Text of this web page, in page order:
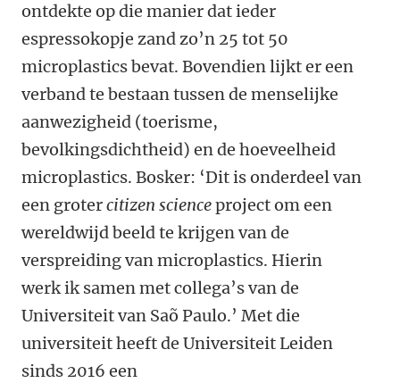
ontdekte op die manier dat ieder
espressokopje zand zo’n 25 tot 50
microplastics bevat. Bovendien lijkt er een
verband te bestaan tussen de menselijke
aanwezigheid (toerisme,
bevolkingsdichtheid) en de hoeveelheid
microplastics. Bosker: ‘Dit is onderdeel van
een grotercitizen scienceproject om een
wereldwijd beeld te krijgen van de
verspreiding van microplastics. Hierin
werk ik samen met collega’s van de
Universiteit van Saõ Paulo.’ Met die
universiteit heeft de Universiteit Leiden
sinds 2016 een